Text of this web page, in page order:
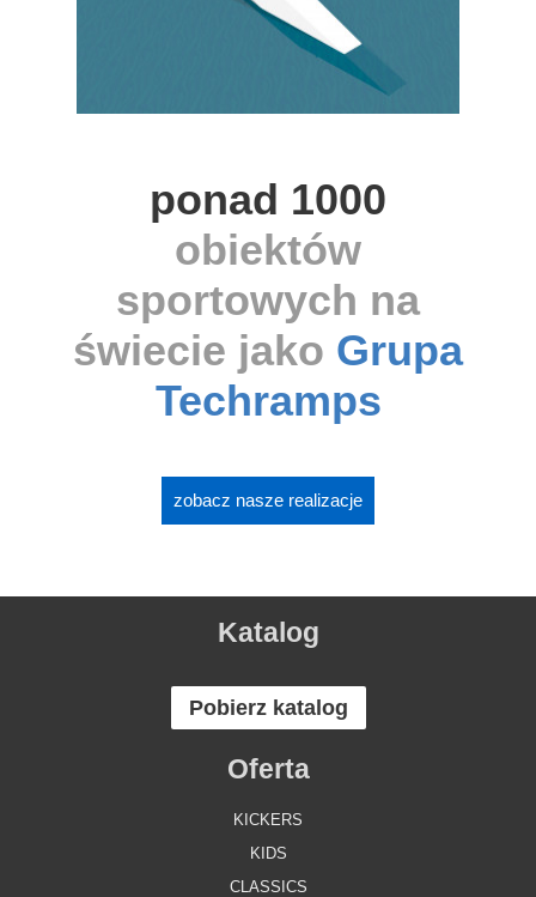
ponad 1000
obiektów
sportowych na
świecie jako Grupa
Techramps
zobacz nasze realizacje
Katalog
Pobierz katalog
Oferta
KICKERS
KIDS
CLASSICS